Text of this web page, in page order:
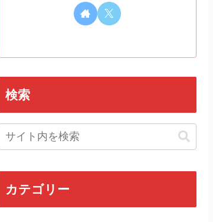
検索
カテゴリー